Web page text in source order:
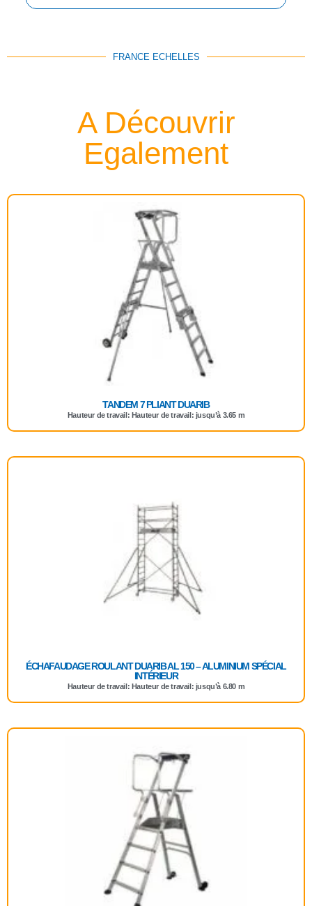
FRANCE ECHELLES
A Découvrir
Egalement
TANDEM 7 PLIANT DUARIB
Hauteur de travail: Hauteur de travail: jusqu’à 3.65 m
ÉCHAFAUDAGE ROULANT DUARIB AL 150 – ALUMINIUM SPÉCIAL
INTÉRIEUR
Hauteur de travail: Hauteur de travail: jusqu’à 6.80 m